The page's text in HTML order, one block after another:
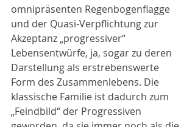
omnipräsenten Regenbogenflagge
und der Quasi-Verpflichtung zur
Akzeptanz „progressiver“
Lebensentwürfe, ja, sogar zu deren
Darstellung als erstrebenswerte
Form des Zusammenlebens. Die
klassische Familie ist dadurch zum
„Feindbild“ der Progressiven